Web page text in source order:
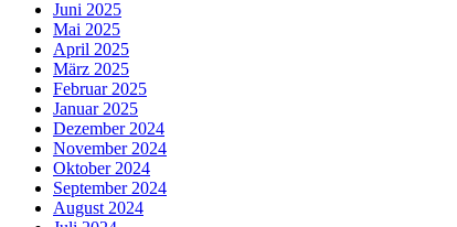
Juni 2025
Mai 2025
April 2025
März 2025
Februar 2025
Januar 2025
Dezember 2024
November 2024
Oktober 2024
September 2024
August 2024